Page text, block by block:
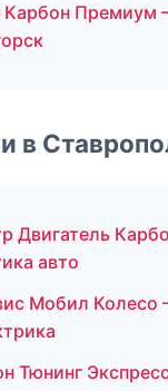
Карбон Премиум
в
Двигатель
авто
Мобил Колесо
Тюнинг